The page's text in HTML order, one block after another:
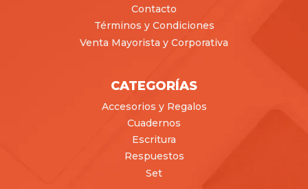
Contacto
Términos y Condiciones
Venta Mayorista y Corporativa
CATEGORÍAS
Accesorios y Regalos
Cuadernos
Escritura
Respuestos
Set